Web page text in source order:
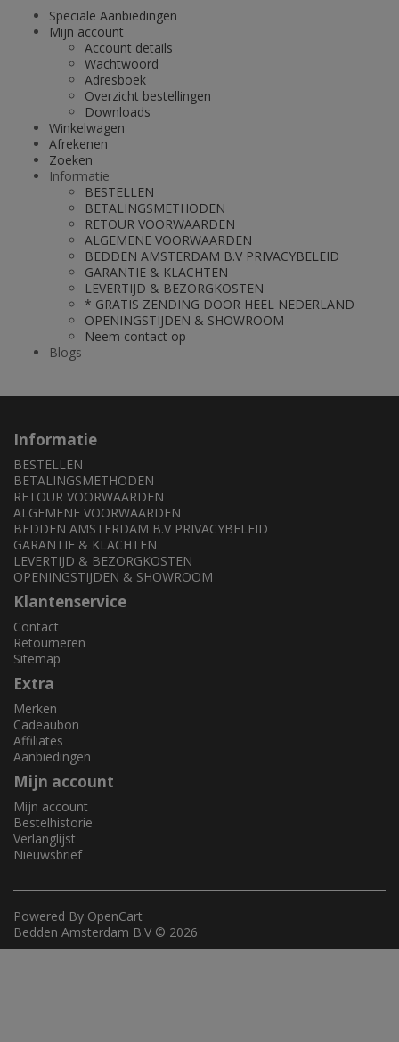
Speciale Aanbiedingen
Mijn account
Account details
Wachtwoord
Adresboek
Overzicht bestellingen
Downloads
Winkelwagen
Afrekenen
Zoeken
Informatie
BESTELLEN
BETALINGSMETHODEN
RETOUR VOORWAARDEN
ALGEMENE VOORWAARDEN
BEDDEN AMSTERDAM B.V PRIVACYBELEID
GARANTIE & KLACHTEN
LEVERTIJD & BEZORGKOSTEN
* GRATIS ZENDING DOOR HEEL NEDERLAND
OPENINGSTIJDEN & SHOWROOM
Neem contact op
Blogs
Informatie
BESTELLEN
BETALINGSMETHODEN
RETOUR VOORWAARDEN
ALGEMENE VOORWAARDEN
BEDDEN AMSTERDAM B.V PRIVACYBELEID
GARANTIE & KLACHTEN
LEVERTIJD & BEZORGKOSTEN
OPENINGSTIJDEN & SHOWROOM
Klantenservice
Contact
Retourneren
Sitemap
Extra
Merken
Cadeaubon
Affiliates
Aanbiedingen
Mijn account
Mijn account
Bestelhistorie
Verlanglijst
Nieuwsbrief
Powered By OpenCart
Bedden Amsterdam B.V © 2026